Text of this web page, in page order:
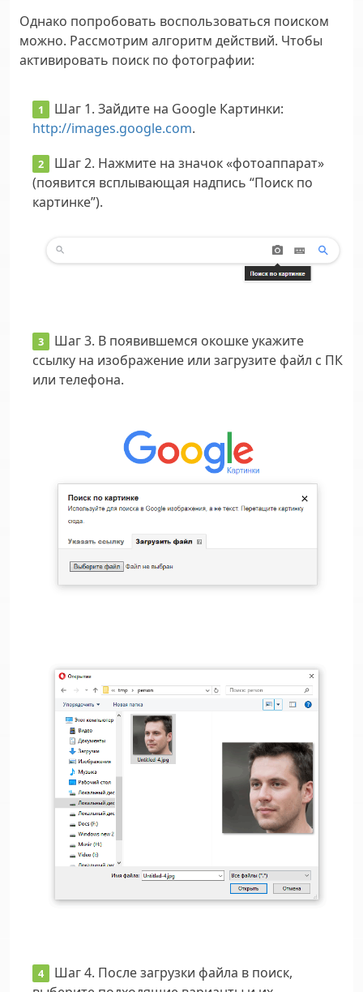
Однако попробовать воспользоваться поиском
можно. Рассмотрим алгоритм действий. Чтобы
активировать поиск по фотографии:
Шаг 1. Зайдите на Google Картинки:
http://images.google.com.
Шаг 2. Нажмите на значок «фотоаппарат»
(появится всплывающая надпись “Поиск по
картинке”).
Шаг 3. В появившемся окошке укажите
ссылку на изображение или загрузите файл с ПК
или телефона.
Шаг 4. После загрузки файла в поиск,